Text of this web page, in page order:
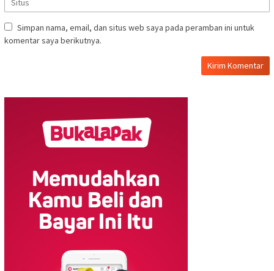
Simpan nama, email, dan situs web saya pada peramban ini untuk
komentar saya berikutnya.